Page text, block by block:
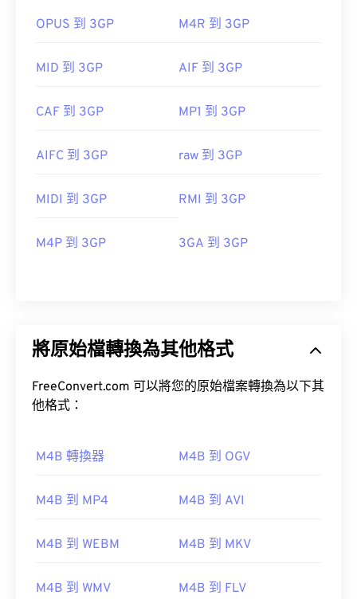
00
00
OPUS 到 3GP M4R 到 3GP
MID 到 3GP AIF 到 3GP
CAF 到 3GP MP1 到 3GP
AIFC 到 3GP raw 到 3GP
MIDI 到 3GP RMI 到 3GP
M4P 到 3GP 3GA 到 3GP
將原始檔轉換為其他格式
FreeConvert.com 可以將您的原始檔案轉換為以下其
他格式：
M4B 轉換器 M4B 到 OGV
M4B 到 MP4 M4B 到 AVI
M4B 到 WEBM M4B 到 MKV
M4B 到 WMV M4B 到 FLV